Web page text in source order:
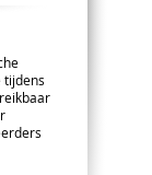
tijdens